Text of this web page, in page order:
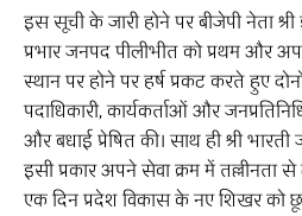
इस सूची के जारी होने पर बीजेपी नेता
प्रभार जनपद पीलीभीत को प्रथम और
स्थान पर होने पर हर्ष प्रकट करते हुए
पदाधिकारी, कार्यकर्ताओं और
और बधाई प्रेषित की। साथ ही श्री
इसी प्रकार अपने सेवा क्रम में तल्लीनता
एक दिन प्रदेश विकास के नए शिखर को